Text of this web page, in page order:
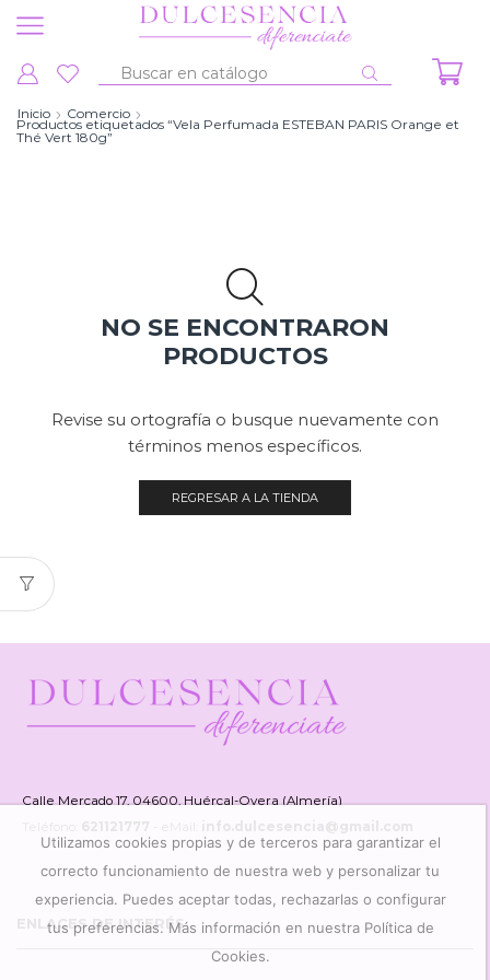
Entrada
búsqueda
Inicio Comercio
Productos etiquetados “Vela Perfumada ESTEBAN PARIS Orange et
Thé Vert 180g”
NO SE ENCONTRARON
PRODUCTOS
Revise su ortografía o busque nuevamente con
términos menos específicos.
REGRESAR A LA TIENDA
Calle Mercado 17, 04600, Huércal-Overa (Almería)
Teléfono: 621121777 info.dulcesencia@gmail.com
ENLACES DE INTERÉS
Utilizamos cookies propias y de terceros para garantizar el
correcto funcionamiento de nuestra web y personalizar tu
experiencia. Puedes aceptar todas, rechazarlas o configurar
tus preferencias. Más información en nuestra Política de
Cookies.